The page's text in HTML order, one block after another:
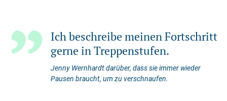
Ich beschreibe meinen Fortschritt
gerne in Treppenstufen.
Jenny Wernhardt darüber, dass sie immer wieder
Pausen braucht, um zu verschnaufen.